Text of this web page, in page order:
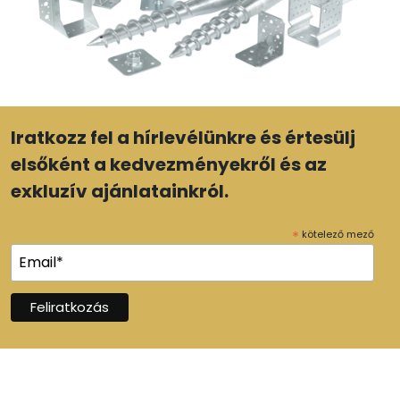
Iratkozz fel a hírlevélünkre és értesülj
elsőként a kedvezményekről és az
exkluzív ajánlatainkról.
* kötelező mező